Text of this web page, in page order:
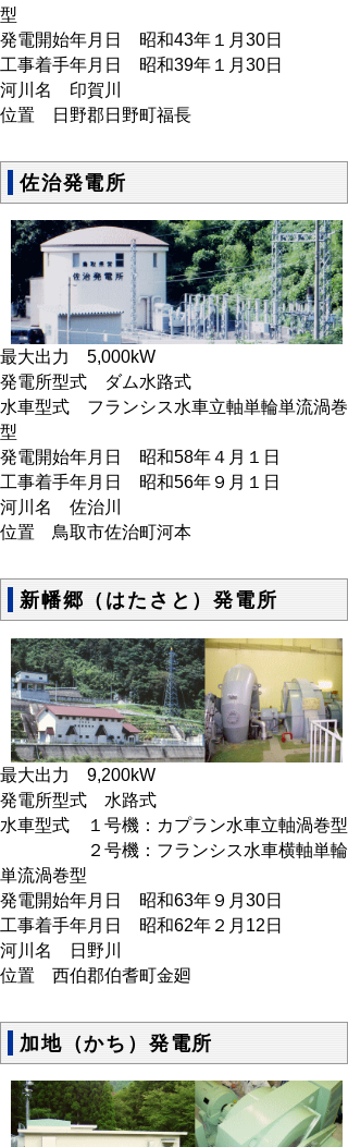
型
発電開始年月日 昭和43年１月30日
工事着手年月日 昭和39年１月30日
河川名 印賀川
位置 日野郡日野町福長
佐治発電所
最大出力 5,000kW
発電所型式 ダム水路式
水車型式 フランシス水車立軸単輪単流渦巻
型
発電開始年月日 昭和58年４月１日
工事着手年月日 昭和56年９月１日
河川名 佐治川
位置 鳥取市佐治町河本
新幡郷（はたさと）発電所
最大出力 9,200kW
発電所型式 水路式
水車型式 １号機：カプラン水車立軸渦巻型
２号機：フランシス水車横軸単輪
単流渦巻型
発電開始年月日 昭和63年９月30日
工事着手年月日 昭和62年２月12日
河川名 日野川
位置 西伯郡伯耆町金廻
加地（かち）発電所